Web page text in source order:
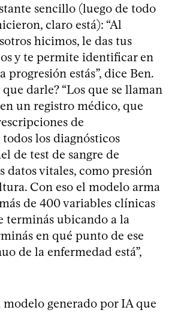
sencillo (luego de todo
claro está): “Al
hicimos, le das tus
y te permite identificar en
progresión estás”, dice Ben.
darle? “Los que se llaman
en un registro médico, que
de
los diagnósticos
de test de sangre de
datos vitales, como presión
Con eso el modelo arma
de 400 variables clínicas
terminás ubicando a la
en qué punto de ese
de la enfermedad está”,
generado por IA que